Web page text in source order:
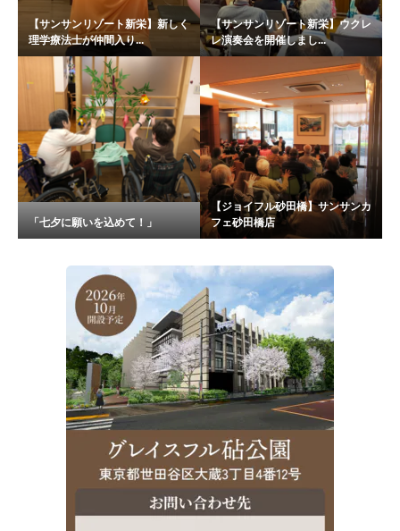
【サンサンリゾート新栄】新しく
理学療法士が仲間入り...
【サンサンリゾート新栄】ウクレ
レ演奏会を開催しまし...
「七夕に願いを込めて！」
【ジョイフル砂田橋】サンサンカ
フェ砂田橋店